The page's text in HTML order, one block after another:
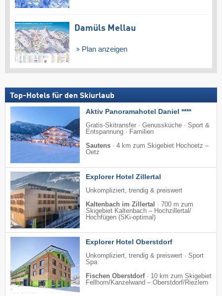
Damüls Mellau
Plan anzeigen
Top-Hotels für den Skiurlaub
Aktiv Panoramahotel Daniel ****
Gratis-Skitransfer · Genussküche · Sport &
Entspannung · Familien
Sautens · 4 km zum Skigebiet Hochoetz –
Oetz
Explorer Hotel Zillertal
Unkompliziert, trendig & preiswert
Kaltenbach im Zillertal · 700 m zum
Skigebiet Kaltenbach – Hochzillertal/​
Hochfügen (SKi-optimal)
Explorer Hotel Oberstdorf
Unkompliziert, trendig & preiswert · Sport
Spa
Fischen Oberstdorf· 10 km zum Skigebiet
Fellhorn/​Kanzelwand – Oberstdorf/​Riezlern